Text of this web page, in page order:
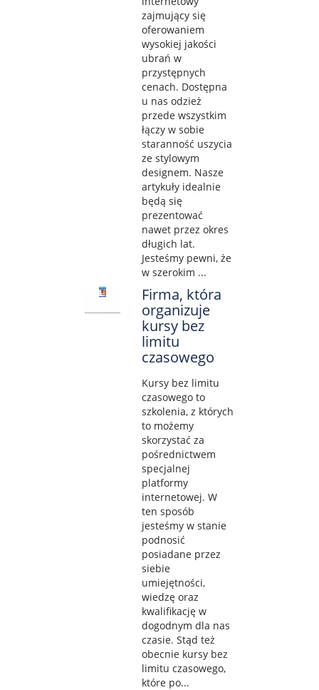
zajmujący się
oferowaniem
wysokiej jakości
ubrań w
przystępnych
cenach. Dostępna
u nas odzież
przede wszystkim
łączy w sobie
staranność uszycia
ze stylowym
designem. Nasze
artykuły idealnie
będą się
prezentować
nawet przez okres
długich lat.
Jesteśmy pewni, że
w szerokim ...
Firma, która
organizuje
kursy bez
limitu
czasowego
Kursy bez limitu
czasowego to
szkolenia, z których
to możemy
skorzystać za
pośrednictwem
specjalnej
platformy
internetowej. W
ten sposób
jesteśmy w stanie
podnosić
posiadane przez
siebie
umiejętności,
wiedzę oraz
kwalifikację w
dogodnym dla nas
czasie. Stąd też
obecnie kursy bez
limitu czasowego,
które po...